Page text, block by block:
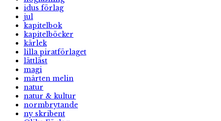
idus förlag
jul
kapitelbok
kapitelböcker
kärlek
lilla piratförlaget
lättläst
magi
mårten melin
natur
natur & kultur
normbrytande
ny skribent